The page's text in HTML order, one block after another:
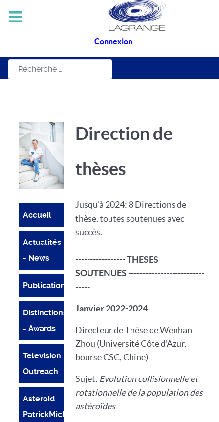
Connexion
Rechercher
Accueil
Actualités
- News
Publications
Distinctions
- Awards
Television
Outreach
Asteroid
PatrickMichel
Direction de
thèses
Jusqu’à 2024: 8 Directions de
thèse, toutes soutenues avec
succès.
----------------- THESES
SOUTENUES --------------------------
-----
Janvier 2022-2024
Directeur de Thèse de Wenhan
Zhou (Université Côte d'Azur,
bourse CSC, Chine)
Sujet: Evolution collisionnelle et
rotationnelle de la population des
astéroïdes